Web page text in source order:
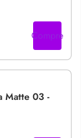
Compre
Matte 03 -